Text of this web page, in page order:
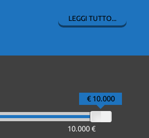
LEGGI TUTTO...
10.000 €
€ 10.000